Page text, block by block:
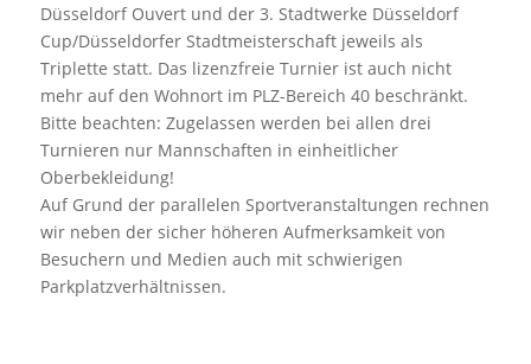
Düsseldorf Ouvert und der 3. Stadtwerke Düsseldorf
Cup/Düsseldorfer Stadtmeisterschaft jeweils als
Triplette statt. Das lizenzfreie Turnier ist auch nicht
mehr auf den Wohnort im PLZ-Bereich 40 beschränkt.
Bitte beachten: Zugelassen werden bei allen drei
Turnieren nur Mannschaften in einheitlicher
Oberbekleidung!
Auf Grund der parallelen Sportveranstaltungen rechnen
wir neben der sicher höheren Aufmerksamkeit von
Besuchern und Medien auch mit schwierigen
Parkplatzverhältnissen.